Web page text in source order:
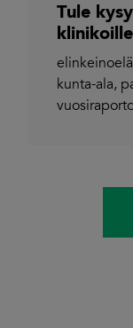
Tule
klinikoille
kunta-ala,